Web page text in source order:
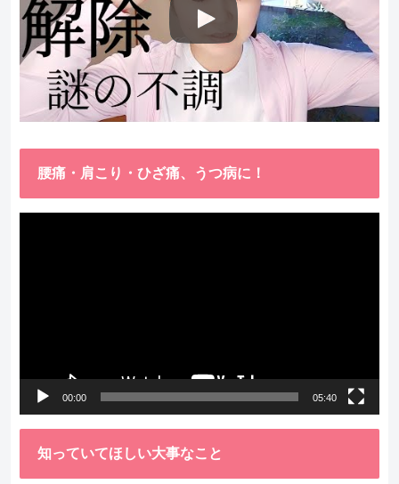
腰痛・肩こり・ひざ痛、うつ病に！
00:00 05:40
知っていてほしい大事なこと